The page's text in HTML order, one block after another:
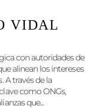
VIDAL
con autoridades de
alinean los intereses
A través de la
como ONGs,
que...